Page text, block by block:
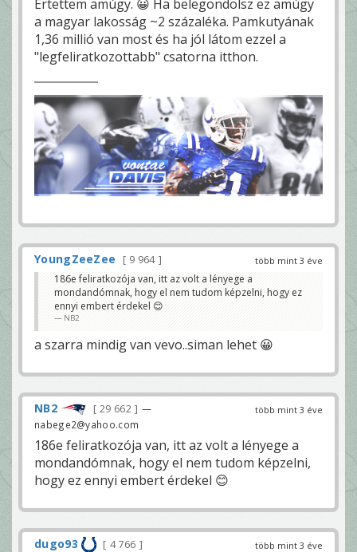
Értettem amúgy. 😀 Ha belegondolsz ez amúgy
a magyar lakosság ~2 százaléka. Pamkutyának
1,36 millió van most és ha jól látom ezzel a
"legfeliratkozottabb" csatorna itthon.
több mint 3 éve
YoungZeeZee
9 964
186e feliratkozója van, itt az volt a lényege a
mondandómnak, hogy el nem tudom képzelni, hogy ez
ennyi embert érdekel 😊
NB2
a szarra mindig van vevo..siman lehet 😀
több mint 3 éve
NB2 29 662
—
nabege2@yahoo.com
186e feliratkozója van, itt az volt a lényege a
mondandómnak, hogy el nem tudom képzelni,
hogy ez ennyi embert érdekel 😊
több mint 3 éve
dugo93
4 766